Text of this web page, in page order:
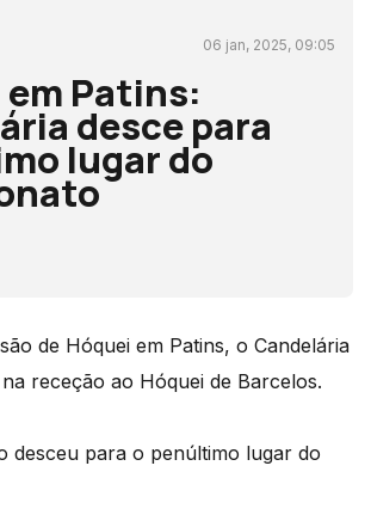
06 jan, 2025, 09:05
Patins:
desce para
lugar do
de Hóquei em Patins, o Candelária
receção ao Hóquei de Barcelos.
desceu para o penúltimo lugar do